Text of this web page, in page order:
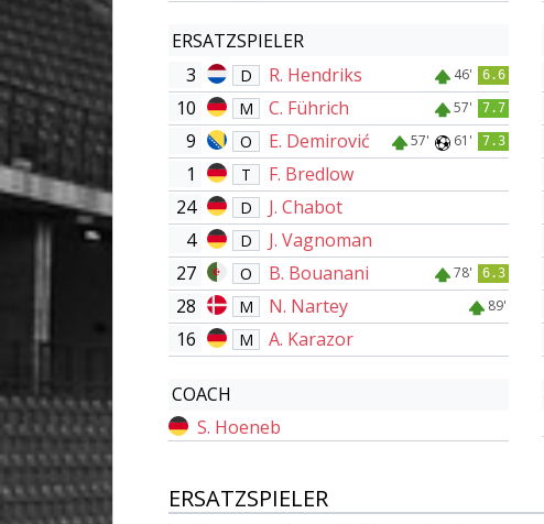
ERSATZSPIELER
3
D R. Hendriks 46' 6.6
10 M C. Führich 57' 7.7
9 O E. Demirović 57' 61' 7.3
1 T
F. Bredlow
24
D
J. Chabot
4
D
J. Vagnoman
27
O B. Bouanani 78' 6.3
28 M N. Nartey 89'
16 M A. Karazor
COACH
S. Hoeneb
ERSATZSPIELER